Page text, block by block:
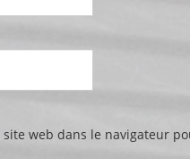
web dans le navigateur